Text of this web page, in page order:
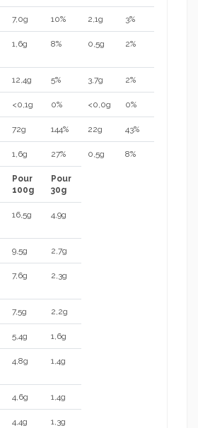
7,0g 10% 2,1g 3%
1,6g 8% 0,5g 2%
12,4g 5% 3,7g 2%
<0,1g 0% <0,0g 0%
72g 144% 22g 43%
1,6g 27% 0,5g 8%
Pour
100g
Pour
30g
16,5g 4,9g
9,5g 2,7g
7,6g 2,3g
7,5g 2,2g
5,4g 1,6g
4,8g 1,4g
4,6g 1,4g
4,4g 1,3g